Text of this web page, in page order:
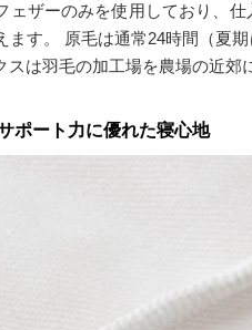
ェザーのみを使用しており、
ます。 原毛は通常24時間（夏
スは羽毛の加工場を農場の近郊
ポート力に優れた寝心地